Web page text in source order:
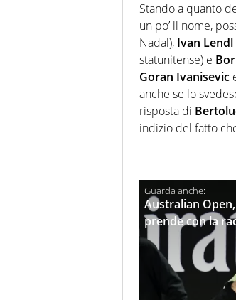
Stando a quanto
un po’ il nome,
Nadal), Ivan Lendl
statunitense) e
Goran Ivanisevic
anche se lo
risposta di
indizio del fatto
Australian
prende con la